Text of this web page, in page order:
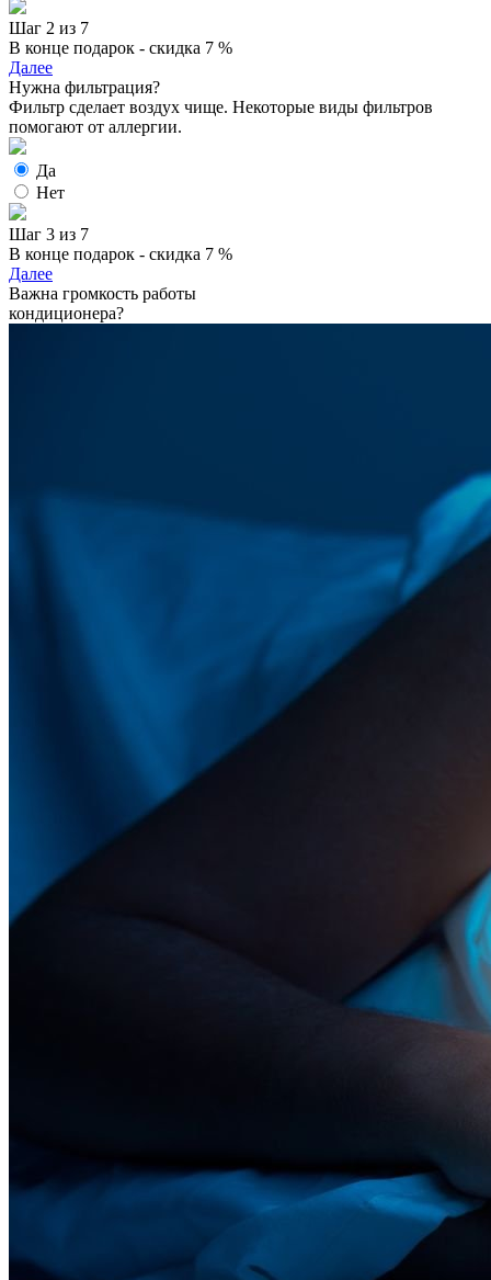
Шаг 2 из 7
В конце подарок - скидка 7 %
Далее
Нужна фильтрация?
Фильтр сделает воздух чище. Некоторые виды фильтров
помогают от аллергии.
Да
Нет
Шаг 3 из 7
В конце подарок - скидка 7 %
Далее
Важна громкость работы
кондиционера?